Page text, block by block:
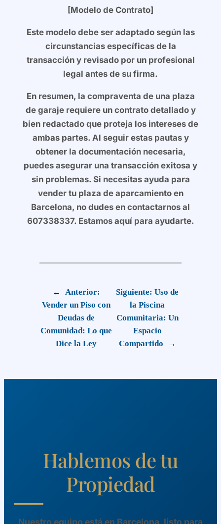
[Modelo de Contrato]
Este modelo debe ser adaptado según las
circunstancias específicas de la
transacción y revisado por un profesional
legal antes de su firma.
En resumen, la compraventa de una plaza
de garaje requiere un contrato detallado y
bien redactado que proteja los intereses de
ambas partes. Al seguir estas pautas y
obtener la documentación necesaria,
puedes asegurar una transacción exitosa y
sin problemas. Si necesitas ayuda para
vender tu plaza de aparcamiento en
Barcelona, no dudes en contactarnos al
607338337. Estamos aquí para ayudarte.
←
Anterior:
Vender un Piso con
Deudas de
Comunidad: Lo que
Dice la Ley
Siguiente:Uso de
la Piscina
Comunitaria: Un
Espacio
Compartido
→
Hablemos de tu
Propiedad
Nuestro equipo está en Barcelona, listo para